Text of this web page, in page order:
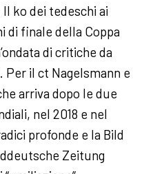
ko dei tedeschi ai
di finale della Coppa
di critiche da
il ct Nagelsmann e
arriva dopo le due
nel 2018 e nel
profonde e la Bild
Zeitung